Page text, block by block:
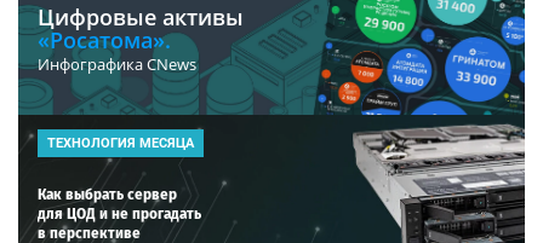
Цифровые активы
«Росатома».
Инфографика CNews
ТЕХНОЛОГИЯ МЕСЯЦА
Как выбрать сервер
для ЦОД и не прогадать
в перспективе